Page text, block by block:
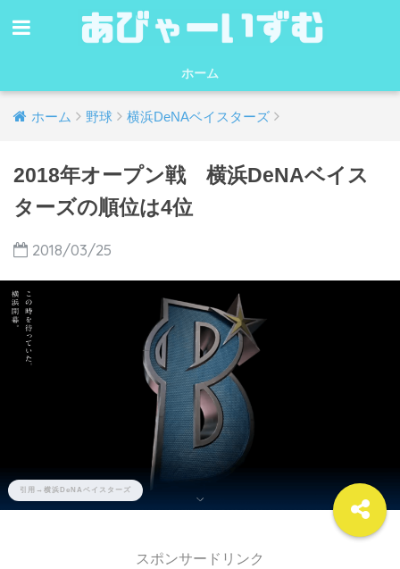
ホーム
ホーム 野球 横浜DeNAベイスターズ
2018年オープン戦 横浜DeNAベイス
ターズの順位は4位
2018/03/25
引用→横浜DeNAベイスターズ
スポンサードリンク